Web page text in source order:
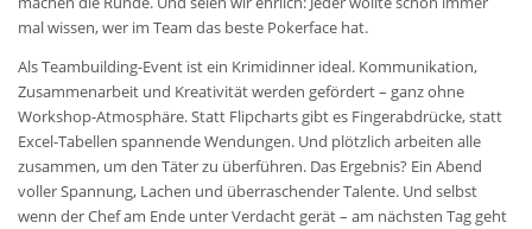
mal wissen, wer im Team das beste Pokerface hat.
Als Teambuilding-Event ist ein Krimidinner ideal. Kommunikation,
Zusammenarbeit und Kreativität werden gefördert – ganz ohne
Workshop-Atmosphäre. Statt Flipcharts gibt es Fingerabdrücke, statt
Excel-Tabellen spannende Wendungen. Und plötzlich arbeiten alle
zusammen, um den Täter zu überführen. Das Ergebnis? Ein Abend
voller Spannung, Lachen und überraschender Talente. Und selbst
wenn der Chef am Ende unter Verdacht gerät – am nächsten Tag geht